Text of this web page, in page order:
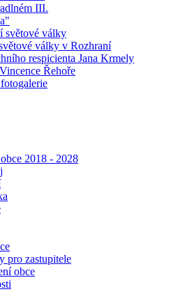
III.
světové války
války v Rozhraní
respicienta Jana Krmely
Řehoře
2018 - 2028
pro zastupitele
obce